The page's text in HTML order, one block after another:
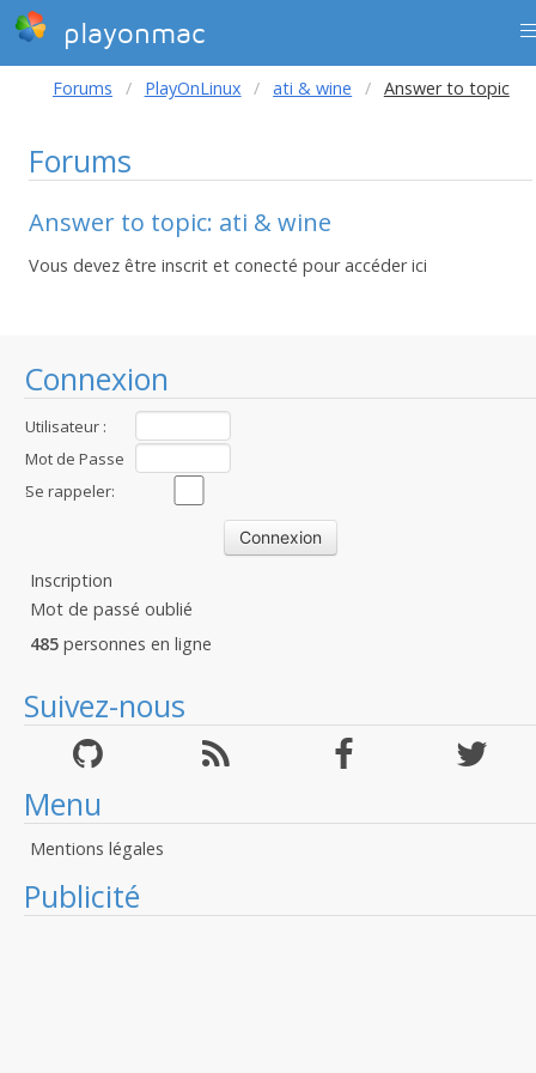
playonmac
Connexion
Utilisateur :
Mot de Passe
:Se rappeler:
Inscription
Mot de passé oublié
485 personnes en ligne
Suivez-nous
Menu
Mentions légales
Publicité
Forums PlayOnLinux ati & wine Answer to topic
Forums
Answer to topic: ati & wine
Vous devez être inscrit et conecté pour accéder ici